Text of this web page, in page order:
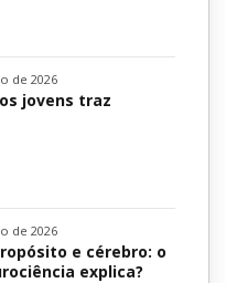
de 2026
jovens traz
de 2026
e cérebro: o
explica?